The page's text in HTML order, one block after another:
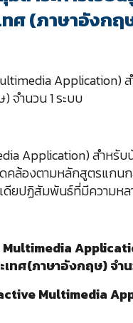
ทศ (ภาษาอังกฤ
Application)
จำนวน 1 ระบบ
Application) สำหรับ
คล้องตามหลักสูตรแก
ปฏิสัมพันธ์ที่มีความห
ะเทศ(ภาษาอังกฤษ)
Multimedia